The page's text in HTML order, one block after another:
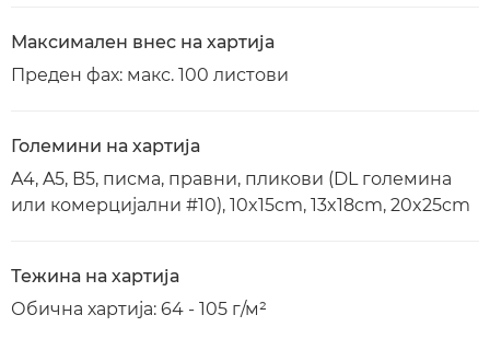
Максимален внес на хартија
Преден фах: макс. 100 листови
Големини на хартија
A4, A5, B5, писма, правни, пликови (DL големина
или комерцијални #10), 10x15cm, 13x18cm, 20x25cm
Тежина на хартија
Обична хартија: 64 - 105 г/м²